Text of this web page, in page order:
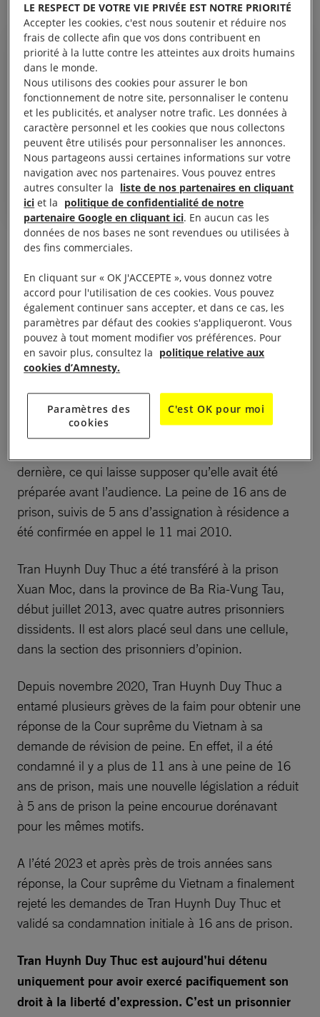
Continuez à éclairer nos
compatriotes et le monde,
poursuivez les batailles pour les
droits de l'homme.
Tran Huynh Duy Thuc.
Tran Huynh Duy Thuc était d’abord poursuivi pour
propagande contre l’État »
Code pénal. Il a ensuite été inculpé pour « tentative
de renversement du gouvernement populaire », en
vertu de l’article 79 du Code pénal vietnamien. Les
autorités lui reprochent notamment d’avoir fondé le
« groupe de recherche Chan » et d’entretenir des
liens avec des individus dits réactionnaires à
l’étranger. D’après des témoins, les juges n’ont
délibéré que pendant 15 minutes avant de rendre
dernière, ce qui laisse supposer qu’elle avait été
préparée avant l’audience. La peine de 16 ans de
prison, suivis de 5 ans d’assignation à résidence a
été confirmée en appel le 11 mai 2010.
Tran Huynh Duy Thuc a été transféré à la prison
Xuan Moc, dans la province de Ba Ria-Vung Tau,
début juillet 2013, avec quatre autres prisonniers
dissidents. Il est alors placé seul dans une cellule,
dans la section des prisonniers d’opinion.
Depuis novembre 2020, Tran Huynh Duy Thuc a
entamé plusieurs grèves de la faim pour obtenir une
réponse de la Cour suprême du Vietnam à sa
demande de révision de peine. En effet, il a été
condamné il y a plus de 11 ans à une peine de 16
ans de prison, mais une nouvelle législation a réduit
à 5 ans de prison la peine encourue dorénavant
pour les mêmes motifs.
A l’été 2023 et après près de trois années sans
réponse, la Cour suprême du Vietnam a finalement
rejeté les demandes de Tran Huynh Duy Thuc et
validé sa condamnation initiale à 16 ans de prison.
Tran Huynh Duy Thuc est aujourd’hui détenu
uniquement pour avoir exercé pacifiquement son
droit à la liberté d’expression. C’est un prisonnier
LE RESPECT DE VOTRE VIE PRIVÉE EST NOTRE PRIORITÉ
Accepter les cookies, c'est nous soutenir et réduire nos
frais de collecte afin que vos dons contribuent en
priorité à la lutte contre les atteintes aux droits humains
dans le monde.
Nous utilisons des cookies pour assurer le bon
fonctionnement de notre site, personnaliser le contenu
et les publicités, et analyser notre trafic. Les données à
caractère personnel et les cookies que nous collectons
peuvent être utilisés pour personnaliser les annonces.
Nous partageons aussi certaines informations sur votre
navigation avec nos partenaires. Vous pouvez entres
autres consulter la liste de nos partenaires en cliquant
ici et la politique de confidentialité de notre
partenaire Google en cliquant ici. En aucun cas les
données de nos bases ne sont revendues ou utilisées à
des fins commerciales.
En cliquant sur « OK J'ACCEPTE », vous donnez votre
accord pour l'utilisation de ces cookies. Vous pouvez
également continuer sans accepter, et dans ce cas, les
paramètres par défaut des cookies s'appliqueront. Vous
pouvez à tout moment modifier vos préférences. Pour
en savoir plus, consultez la politique relative aux
cookies d’Amnesty.
Paramètres des
cookies
C'est OK pour moi